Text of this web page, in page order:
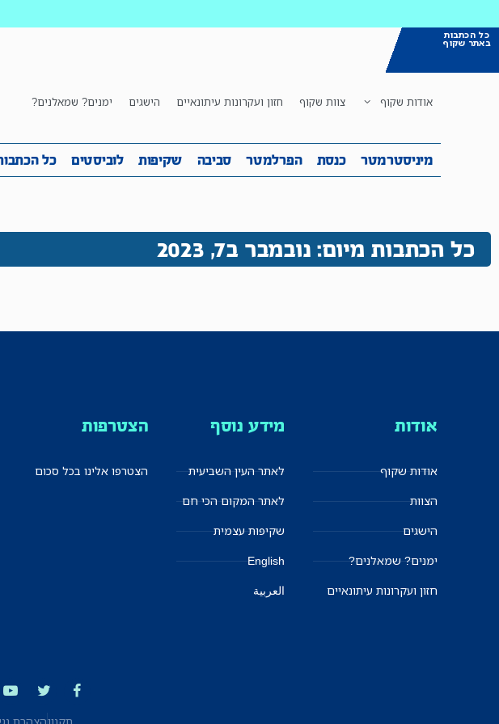
כל הכתבות
באתר שקוף
אודות שקוף צוות שקוף חזון ועקרונות עיתונאיים הישגים ימנים? שמאלנים?
מיניסטרמטר כנסת הפרלמטר סביבה שקיפות לוביסטים כל
מיניסטרמטר כנסת הפרלמטר סביבה שקיפות
כל הכתבות מיום: נובמבר ב7, 2023
אודות
אודות שקוף
הצוות
הישגים
ימנים? שמאלנים?
חזון ועקרונות עיתונאיים
מידע נוסף
לאתר העין השביעית
לאתר המקום הכי חם
שקיפות עצמית
English
العربية
הצטרפות
הצטרפו אלינו בכל סכום
תקנוןהצהרת